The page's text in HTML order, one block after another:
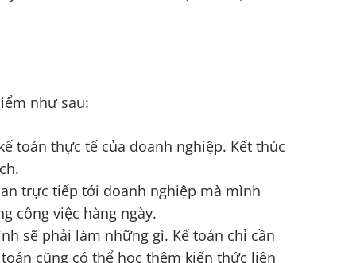
như sau:
toán thực tế của doanh nghiệp. Kết thúc
trực tiếp tới doanh nghiệp mà mình
công việc hàng ngày.
sẽ phải làm những gì. Kế toán chỉ cần
cũng có thể học thêm kiến thức liên